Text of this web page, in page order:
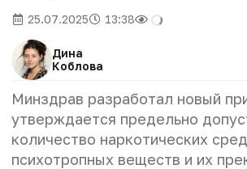
25.07.2025 13:38
Дина
Коблова
Минздрав разработал новый
утверждается предельно
количество наркотических
психотропных веществ и их